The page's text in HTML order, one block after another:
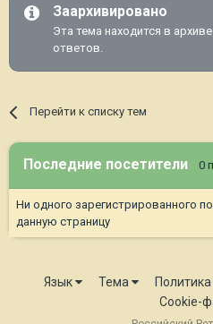
Заархивировано
Эта тема находится в
ответов.
Перейти к списку тем
Последние посетители 0
Ни одного зарегистрированного
данную страницу
Язык Тема
Cookie-